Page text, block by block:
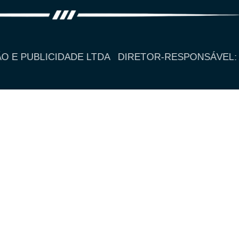
E PUBLICIDADE LTDA DIRETOR-